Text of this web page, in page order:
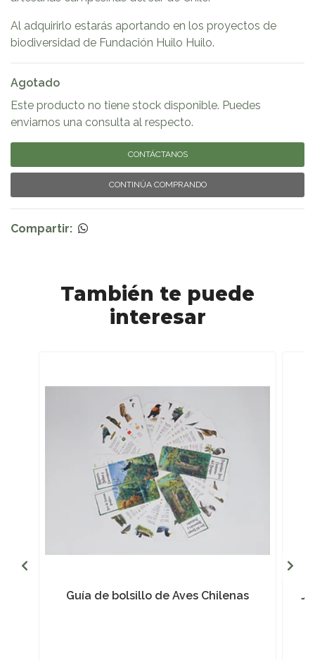
Al adquirirlo estarás aportando en los proyectos de
biodiversidad de Fundación Huilo Huilo.
Agotado
Este producto no tiene stock disponible. Puedes
enviarnos una consulta al respecto.
CONTÁCTANOS
CONTINÚA COMPRANDO
Compartir:
También te puede
interesar
Guía de bolsillo de Aves Chilenas